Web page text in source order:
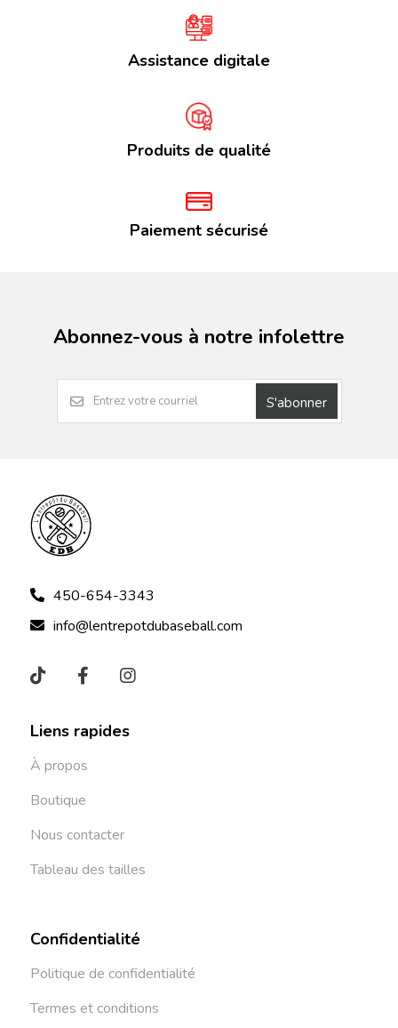
Assistance digitale
Produits de qualité
Paiement sécurisé
Abonnez-vous à notre infolettre
S'abonner
450-654-3343
info@lentrepotdubaseball.com
Liens rapides
À propos
Boutique
Nous contacter
Tableau des tailles
Confidentialité
Politique de confidentialité
Termes et conditions